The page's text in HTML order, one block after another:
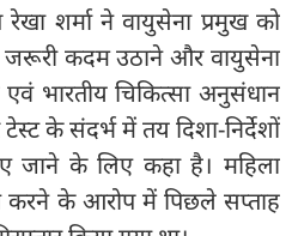
शर्मा ने वायुसेना प्रमुख को
कदम उठाने और वायुसेना
भारतीय चिकित्सा अनुसंधान
के संदर्भ में तय दिशा-निर्देशों
जाने के लिए कहा है। महिला
करने के आरोप में पिछले सप्ताह